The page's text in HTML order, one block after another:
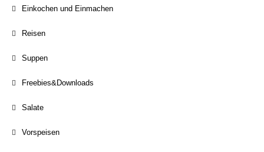
Einkochen und Einmachen
Reisen
Suppen
Freebies&Downloads
Salate
Vorspeisen